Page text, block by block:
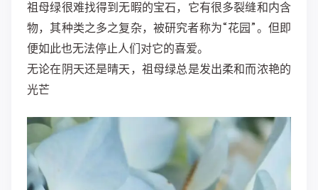
祖母绿很难找得到无暇的宝石，它有很多裂缝和内含
物，其种类之多之复杂，被研究者称为“花园”。但即
便如此也无法停止人们对它的喜爱。
无论在阴天还是晴天，祖母绿总是发出柔和而浓艳的
光芒